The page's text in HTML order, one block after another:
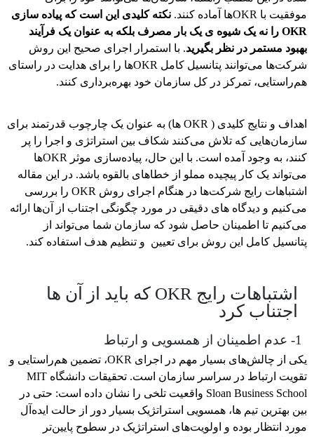
موفقیت با OKRها آماده کنند.
نکته کلیدی این است که پیاده سازی
OKR را نه یک شیوه ی یک بار مصرف بلکه به عنوان یک فرآیند
بهبود مستمر در نظر بگیرید. با استمرار اجرای صحیح این روش
شرکت‌ها می‌توانند پتانسیل کامل OKRها را برای هدایت در راستای
هم‌راستایی، تمرکز در کل سازمان خود بهره‌برداری کنند.
اهداف و نتایج کلیدی ( OKR ها) به عنوان یک چارچوب قدرتمند برای
سازمان‌هایی که تلاش می‌کنند شکاف بین استراتژی و اجرا را پر
کنند، به وجود آمده است. با این حال، پیاده‌سازی موثر OKRها
می‌تواند یک کار پیچیده مملو از خطاهای بالقوه باشد. در این مقاله
اشتباهات رایج شرکت‌ها در هنگام اجرای روش OKR را بررسی
می‌کنیم و دیدگاه های دقیقی در مورد چگونگی اجتناب از آن‌ها ارائه
می‌کنیم تا اطمینان حاصل شود که سازمان شما می‌تواند از
پتانسیل کامل این روش برای تعیین و تنظیم هدف استفاده کند.
اشتباهات رایج OKR که باید از آن ها
اجتناب کرد
1- عدم اطمینان از همسویی و ارتباط
یکی از چالش‌های بسیار مهم در اجرای OKR، تضمین هم‌راستایی و
تقویت ارتباط در سراسر سازمان است. تحقیقات دانشگاه MIT
Sloan Business School واقعیت تلخی را نشان داده است: حتی در
بین بهترین تیم ها، همسویی استراتژیک بسیار دور از حالت ایده‌آل
مورد انتظار بوده و اولویت‌های استراتژیک در سطوح پایین‌تر